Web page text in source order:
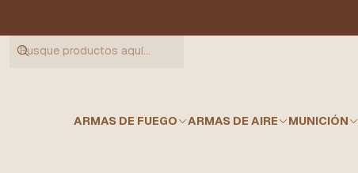
ARMAS DE FUEGO ARMAS DE AIRE MUNICIÓN